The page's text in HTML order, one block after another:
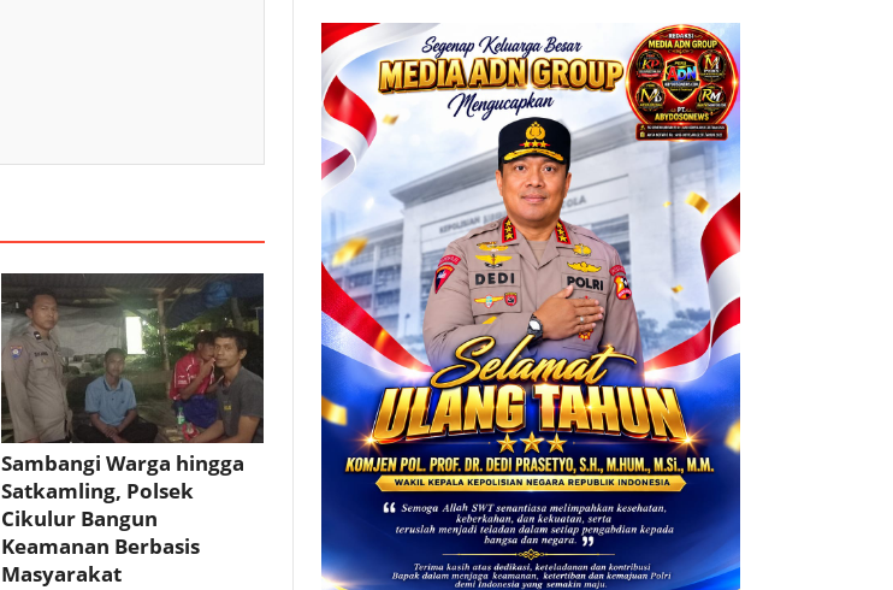
Sambangi Warga hingga
Satkamling, Polsek
Cikulur Bangun
Keamanan Berbasis
Masyarakat